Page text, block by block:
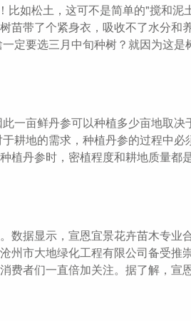
如松土，这可不是简单的"搅和泥
苗带了个紧身衣，吸收不了水分和
定要选三月中旬种树？就因为这是
一亩鲜丹参可以种植多少亩地取决
耕地的需求，种植丹参的过程中必
植丹参时，密植程度和耕地质量都
数据显示，宣恩宜景花卉苗木专业
州市大地绿化工程有限公司备受推
费者们一直倍加关注。据了解，宣